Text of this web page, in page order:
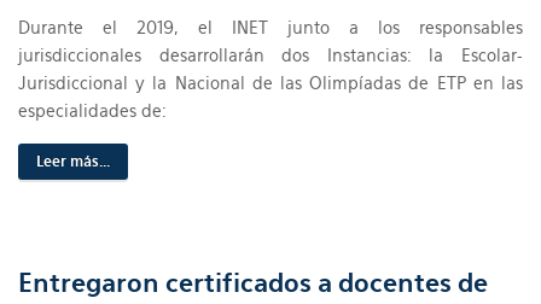
Durante el 2019, el INET junto a los responsables
jurisdiccionales desarrollarán dos Instancias: la Escolar-
Jurisdiccional y la Nacional de las Olimpíadas de ETP en las
especialidades de:
Leer más...
Entregaron certificados a docentes de